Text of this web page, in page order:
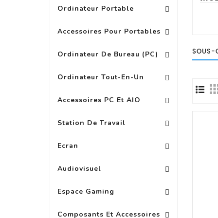
Ordinateur Portable
Accessoires Pour Portables
Ordinateur De Bureau (PC)
Ordinateur Tout-En-Un
Accessoires PC Et AIO
Station De Travail
Ecran
Audiovisuel
Espace Gaming
Composants Et Accessoires
SOUS-